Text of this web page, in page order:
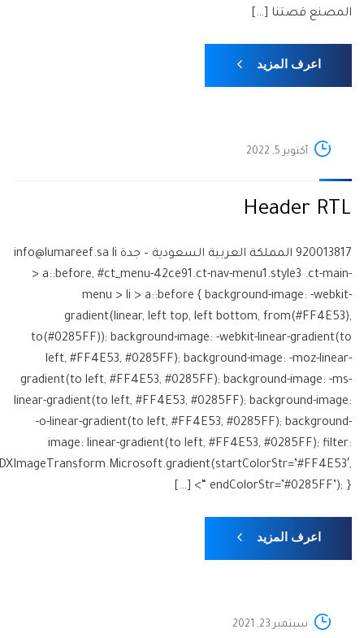
المصنع قصتنا […]
اعرف المزيد
أكتوبر 5, 2022
Header RTL
920013817 المملكة العربية السعودية – جدة info@lumareef.sa li
> a::before, #ct_menu-42ce91.ct-nav-menu1.style3 .ct-main-
menu > li > a::before { background-image: -webkit-
gradient(linear, left top, left bottom, from(#FF4E53),
to(#0285FF)); background-image: -webkit-linear-gradient(to
left, #FF4E53, #0285FF); background-image: -moz-linear-
gradient(to left, #FF4E53, #0285FF); background-image: -ms-
linear-gradient(to left, #FF4E53, #0285FF); background-image:
-o-linear-gradient(to left, #FF4E53, #0285FF); background-
image: linear-gradient(to left, #FF4E53, #0285FF); filter:
endColorStr=’#0285FF’); } “> […]
اعرف المزيد
سبتمبر 23, 2021